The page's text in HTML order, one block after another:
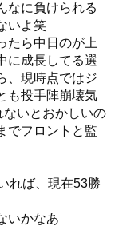
なに負けられる
いよ笑
たら中日のが上
に成長してる選
、現時点ではジ
も投手陣崩壊気
いとおかしいの
でフロントと監
れば、現在53勝
いかなあ